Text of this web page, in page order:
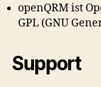
openQRM ist
GPL (GNU
Support